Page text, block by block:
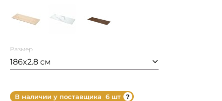
Размер
186x2.8 см
В наличии у поставщика 6 шт